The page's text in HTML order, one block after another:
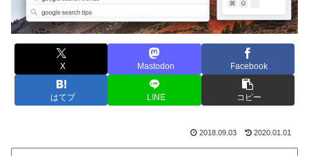
X Mastodon Facebook
はてブ LINE コピー
2018.09.03 2020.01.01